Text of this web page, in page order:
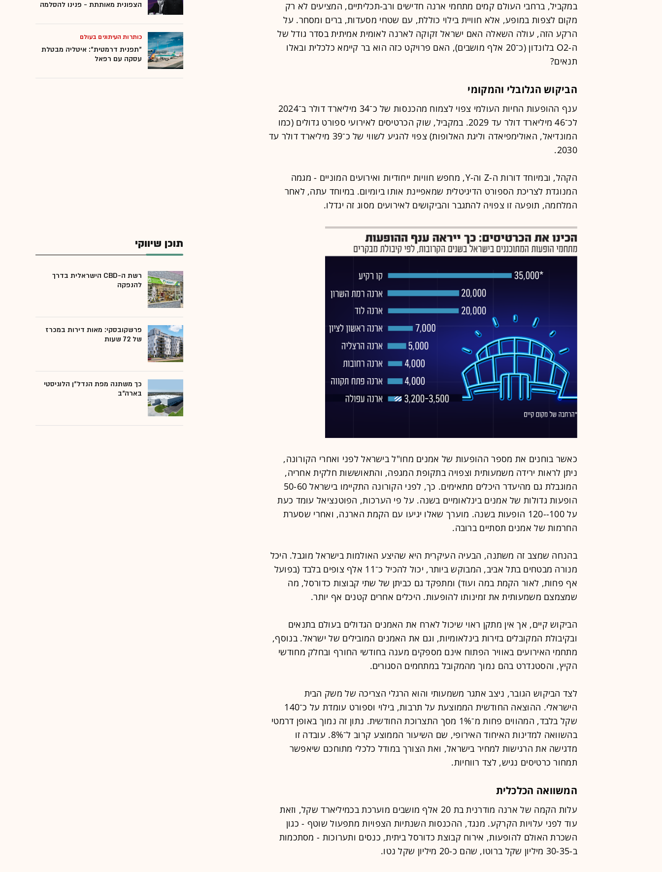
במקביל, ברחבי העולם קמים מתחמי ארנה חדישים ורב-תכליתיים, המציעים לא רק
מקום לצפות במופע, אלא חוויית בילוי כוללת, עם שטחי מסעדות, ברים ומסחר. על
הרקע הזה, עולה השאלה האם ישראל זקוקה לארנה לאומית אמיתית בסדר גודל של
ה-O2 בלונדון (כ־20 אלף מושבים), האם פרויקט כזה הוא בר קיימא כלכלית ובאלו
תנאים?
הביקוש הגלובלי והמקומי
ענף ההופעות החיות העולמי צפוי לצמוח מהכנסות של כ־34 מיליארד דולר ב־2024
לכ־46 מיליארד דולר עד 2029. במקביל, שוק הכרטיסים לאירועי ספורט גדולים (כמו
המונדיאל, האולימפיאדה וליגת האלופות) צפוי להגיע לשווי של כ־39 מיליארד דולר עד
2030.
הקהל, ובמיוחד דורות ה-Z וה-Y, מחפש חוויות ייחודיות ואירועים המוניים - מגמה
המנוגדת לצריכת הספורט הדיגיטלית שמאפיינת אותו ביומיום. במיוחד עתה, לאחר
המלחמה, תופעה זו צפויה להתגבר והביקושים לאירועים מסוג זה יגדלו.
כאשר בוחנים את מספר ההופעות של אמנים מחו"ל בישראל לפני ואחרי הקורונה,
ניתן לראות ירידה משמעותית וצפויה בתקופת המגפה, והתאוששות חלקית אחריה,
המוגבלת גם מהיעדר היכלים מתאימים. כך, לפני הקורונה התקיימו בישראל 50-60
הופעות גדולות של אמנים בינלאומיים בשנה. על פי הערכות, הפוטנציאל עומד כעת
על 100--120 הופעות בשנה. מוערך שאלו יגיעו עם הקמת הארנה, ואחרי שסערת
החרמות של אמנים תסתיים ברובה.
בהנחה שמצב זה משתנה, הבעיה העיקרית היא שהיצע האולמות בישראל מוגבל. היכל
מנורה מבטחים בתל אביב, המבוקש ביותר, יכול להכיל כ־11 אלף צופים בלבד (בפועל
אף פחות, לאור הקמת במה ועוד) ומתפקד גם כביתן של שתי קבוצות כדורסל, מה
שמצמצם משמעותית את זמינותו להופעות. היכלים אחרים קטנים אף יותר.
הביקוש קיים, אך אין מתקן ראוי שיכול לארח את האמנים הגדולים בעולם בתנאים
ובקיבולת המקובלים בזירות בינלאומיות, וגם את האמנים המובילים של ישראל. בנוסף,
מתחמי האירועים באוויר הפתוח אינם מספקים מענה בחודשי החורף ובחלק מחודשי
הקיץ, והסטנדרט בהם נמוך מהמקובל במתחמים הסגורים.
לצד הביקוש הגובר, ניצב אתגר משמעותי והוא הרגלי הצריכה של משק הבית
הישראלי. ההוצאה החודשית הממוצעת על תרבות, בילוי וספורט עומדת על כ־140
שקל בלבד, המהווים פחות מ־1% מסך התצרוכת החודשית. נתון זה נמוך באופן דרמטי
בהשוואה למדינות האיחוד האירופי, שם השיעור הממוצע קרוב ל־8%. עובדה זו
מדגישה את הרגישות למחיר בישראל, ואת הצורך במודל כלכלי מתוחכם שיאפשר
תמחור כרטיסים נגיש, לצד רווחיות.
המשוואה הכלכלית
עלות הקמה של ארנה מודרנית בת 20 אלף מושבים מוערכת בכמיליארד שקל, וזאת
עוד לפני עלויות הקרקע. מנגד, ההכנסות השנתיות הצפויות מתפעול שוטף - כגון
השכרת האולם להופעות, אירוח קבוצת כדורסל ביתית, כנסים ותערוכות - מסתכמות
ב-30-35 מיליון שקל ברוטו, שהם כ-20 מיליון שקל נטו.
הצפונית מאותתת - פנינו להסלמה
כותרות העיתונים בעולם
"תפנית דרמטית": איטליה מבטלת
עסקה עם רפאל
תוכן שיווקי
רשת ה-CBD הישראלית בדרך
להנפקה
פרשקובסקי: מאות דירות במכרז
של 72 שעות
כך משתנה מפת הנדל"ן הלוגיסטי
בארה"ב